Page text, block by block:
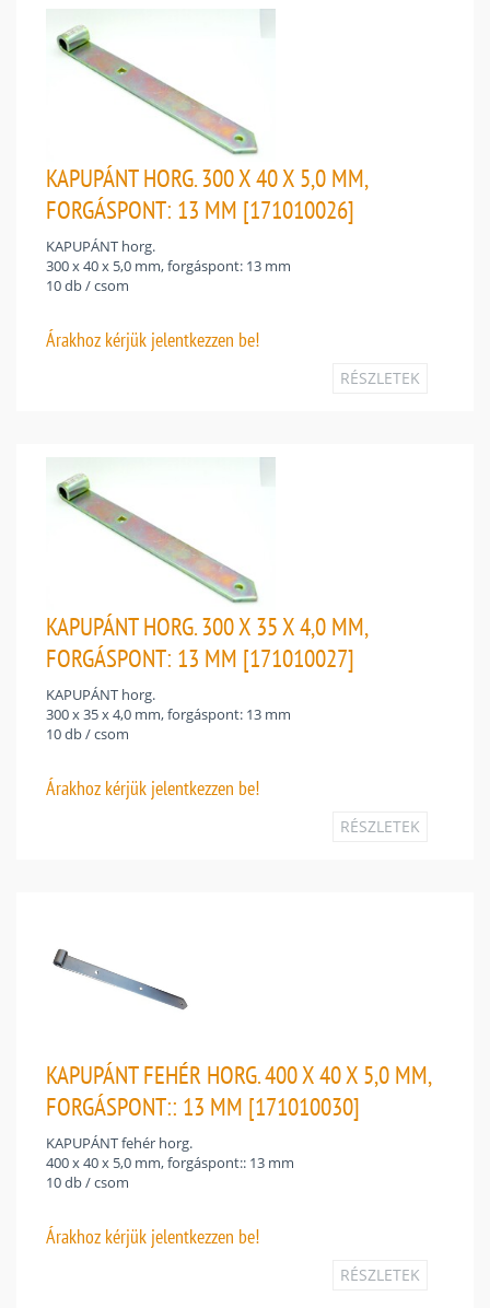
KAPUPÁNT HORG. 300 X 40 X 5,0 MM,
FORGÁSPONT: 13 MM [171010026]
KAPUPÁNT horg.
300 x 40 x 5,0 mm, forgáspont: 13 mm
10 db / csom
Árakhoz kérjük jelentkezzen be!
RÉSZLETEK
KAPUPÁNT HORG. 300 X 35 X 4,0 MM,
FORGÁSPONT: 13 MM [171010027]
KAPUPÁNT horg.
300 x 35 x 4,0 mm, forgáspont: 13 mm
10 db / csom
Árakhoz kérjük jelentkezzen be!
RÉSZLETEK
KAPUPÁNT FEHÉR HORG. 400 X 40 X 5,0 MM,
FORGÁSPONT:: 13 MM [171010030]
KAPUPÁNT fehér horg.
400 x 40 x 5,0 mm, forgáspont:: 13 mm
10 db / csom
Árakhoz kérjük jelentkezzen be!
RÉSZLETEK